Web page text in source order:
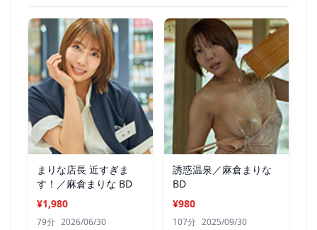
まりな店長 近すぎま
す！／麻倉まりな BD
¥1,980
79分 2026/06/30
誘惑温泉／麻倉まりな
BD
¥980
107分 2025/09/30